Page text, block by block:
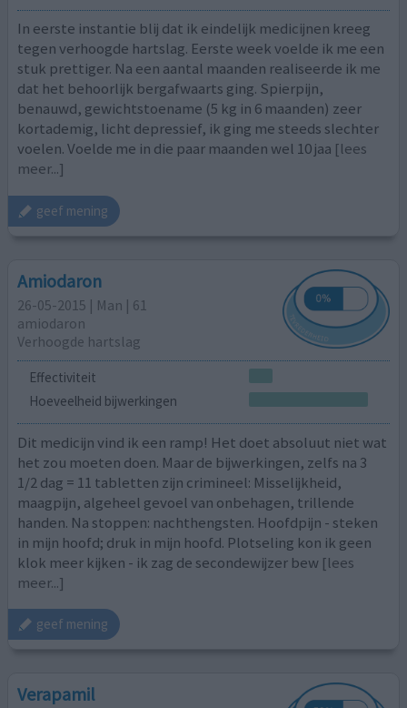
In eerste instantie blij dat ik eindelijk medicijnen kreeg
tegen verhoogde hartslag. Eerste week voelde ik me een
stuk prettiger. Na een aantal maanden realiseerde ik me
dat het behoorlijk bergafwaarts ging. Spierpijn,
benauwd, gewichtstoename (5 kg in 6 maanden) zeer
kortademig, licht depressief, ik ging me steeds slechter
voelen. Voelde me in die paar maanden wel 10 jaa [lees
meer...]
geef mening
Amiodaron
26-05-2015 | Man | 61
amiodaron
Verhoogde hartslag
Effectiviteit
Hoeveelheid bijwerkingen
Dit medicijn vind ik een ramp! Het doet absoluut niet wat
het zou moeten doen. Maar de bijwerkingen, zelfs na 3
1/2 dag = 11 tabletten zijn crimineel: Misselijkheid,
maagpijn, algeheel gevoel van onbehagen, trillende
handen. Na stoppen: nachthengsten. Hoofdpijn - steken
in mijn hoofd; druk in mijn hoofd. Plotseling kon ik geen
klok meer kijken - ik zag de secondewijzer bew [lees
meer...]
geef mening
Verapamil